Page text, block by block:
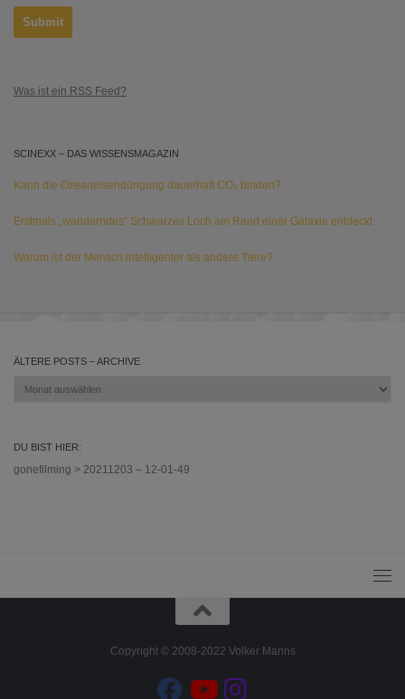
Was ist ein RSS Feed?
SCINEXX – DAS WISSENSMAGAZIN
Kann die Ozeaneisendüngung dauerhaft CO₂ binden?
Erstmals „wanderndes“ Schwarzes Loch am Rand einer Galaxie entdeckt
Warum ist der Mensch intelligenter als andere Tiere?
ÄLTERE POSTS – ARCHIVE
Ältere
DU BIST HIER:
gonefilming > 20211203 – 12-01-49
Copyright © 2008-2022 Volker Manns